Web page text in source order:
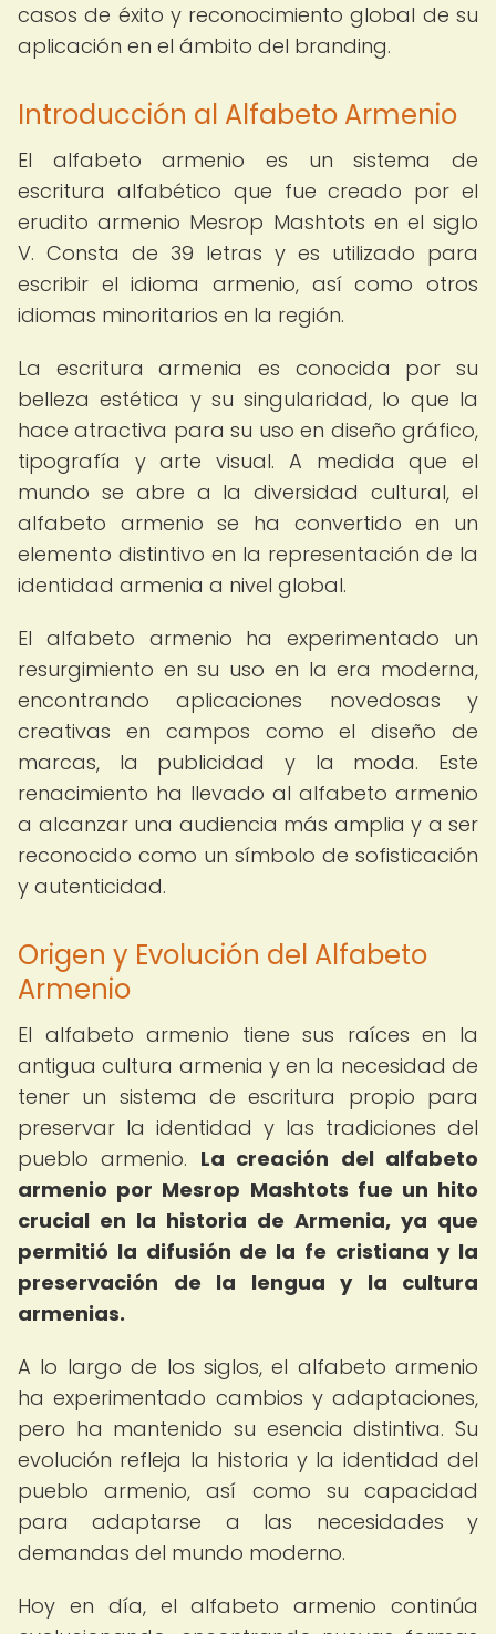
casos de éxito y reconocimiento global de su
aplicación en el ámbito del branding.
Introducción al Alfabeto Armenio
El alfabeto armenio es un sistema de
escritura alfabético que fue creado por el
erudito armenio Mesrop Mashtots en el siglo
V. Consta de 39 letras y es utilizado para
escribir el idioma armenio, así como otros
idiomas minoritarios en la región.
La escritura armenia es conocida por su
belleza estética y su singularidad, lo que la
hace atractiva para su uso en diseño gráfico,
tipografía y arte visual. A medida que el
mundo se abre a la diversidad cultural, el
alfabeto armenio se ha convertido en un
elemento distintivo en la representación de la
identidad armenia a nivel global.
El alfabeto armenio ha experimentado un
resurgimiento en su uso en la era moderna,
encontrando aplicaciones novedosas y
creativas en campos como el diseño de
marcas, la publicidad y la moda. Este
renacimiento ha llevado al alfabeto armenio
a alcanzar una audiencia más amplia y a ser
reconocido como un símbolo de sofisticación
y autenticidad.
Origen y Evolución del Alfabeto
Armenio
El alfabeto armenio tiene sus raíces en la
antigua cultura armenia y en la necesidad de
tener un sistema de escritura propio para
preservar la identidad y las tradiciones del
pueblo armenio. La creación del alfabeto
armenio por Mesrop Mashtots fue un hito
crucial en la historia de Armenia, ya que
permitió la difusión de la fe cristiana y la
preservación de la lengua y la cultura
armenias.
A lo largo de los siglos, el alfabeto armenio
ha experimentado cambios y adaptaciones,
pero ha mantenido su esencia distintiva. Su
evolución refleja la historia y la identidad del
pueblo armenio, así como su capacidad
para adaptarse a las necesidades y
demandas del mundo moderno.
Hoy en día, el alfabeto armenio continúa